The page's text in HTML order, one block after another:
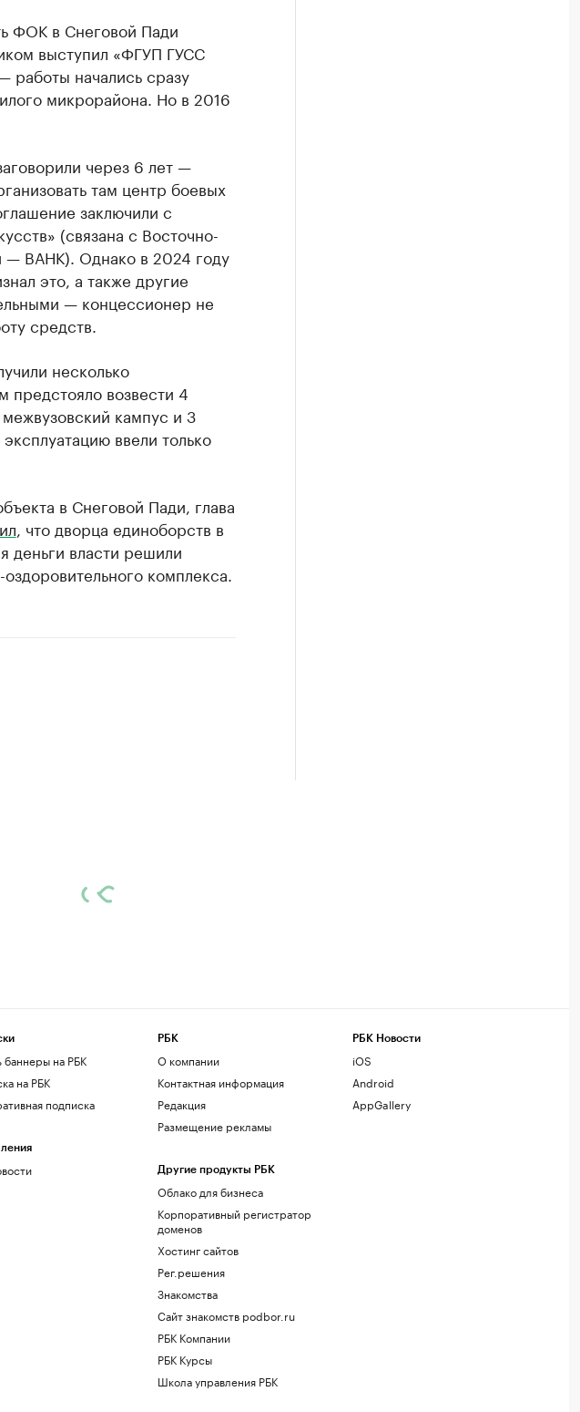
ФОК в Снеговой Пади
выступил «ФГУП ГУСС
работы начались сразу
микрорайона. Но в 2016
через 6 лет —
там центр боевых
заключили с
(связана с Восточно-
— ВАНК). Однако в 2024 году
это, а также другие
— концессионер не
средств.
несколько
возвести 4
кампус и 3
ввели только
в Снеговой Пади, глава
, что дворца единоборств в
деньги власти решили
комплекса.
баннеры на РБК
на РБК
подписка
РБК
О компании
Контактная информация
Редакция
Размещение рекламы
Другие продукты РБК
Облако для бизнеса
Корпоративный регистратор
доменов
Хостинг сайтов
Рег.решения
Знакомства
Сайт знакомств podbor.ru
РБК Компании
РБК Курсы
Школа управления РБК
РБК Новости
iOS
Android
AppGallery